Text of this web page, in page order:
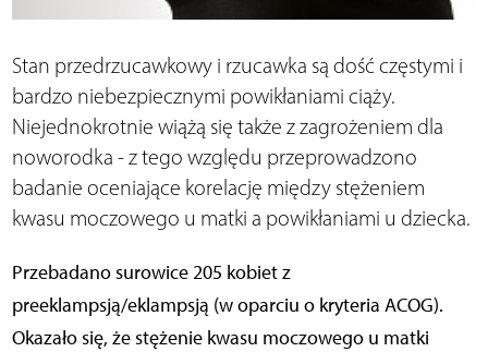
Stan przedrzucawkowy i rzucawka są dość częstymi i
bardzo niebezpiecznymi powikłaniami ciąży.
Niejednokrotnie wiążą się także z zagrożeniem dla
noworodka - z tego względu przeprowadzono
badanie oceniające korelację między stężeniem
kwasu moczowego u matki a powikłaniami u dziecka.
Przebadano surowice 205 kobiet z
preeklampsją/eklampsją (w oparciu o kryteria ACOG).
Okazało się, że stężenie kwasu moczowego u matki